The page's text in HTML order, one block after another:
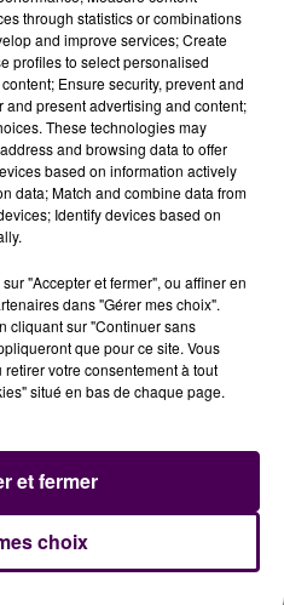
One Juice"à la vente dans
à Alençon.
pour le V and B Fest' 2026 !
through statistics or combinations
and improve services; Create
profiles to select personalised
Ensure security, prevent and
present advertising and content;
These technologies may
and browsing data to offer
based on information actively
data; Match and combine data from
Identify devices based on
"Accepter et fermer", ou affiner en
dans "Gérer mes choix".
cliquant sur "Continuer sans
que pour ce site. Vous
votre consentement à tout
situé en bas de chaque page.
choix
et fermer